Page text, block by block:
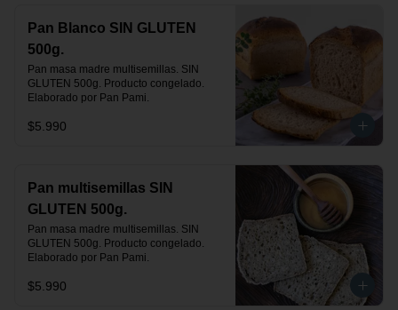
Pan Blanco SIN GLUTEN
500g.
Pan masa madre multisemillas. SIN
GLUTEN 500g. Producto congelado.
Elaborado por Pan Pami.
$5.990
Pan multisemillas SIN
GLUTEN 500g.
Pan masa madre multisemillas. SIN
GLUTEN 500g. Producto congelado.
Elaborado por Pan Pami.
$5.990